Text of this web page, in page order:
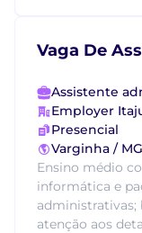
Vaga De
Assistente
Employer
Presencial
Varginha / MG
Ensino médio
informática e
administrativas;
atenção aos